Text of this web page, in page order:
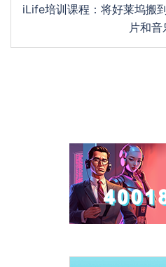
iLife培训课程：将好莱坞搬
片和音